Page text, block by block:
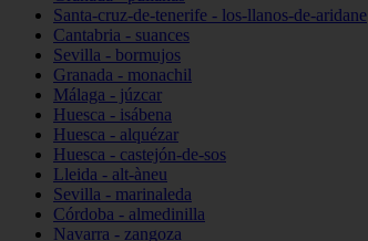
Santa-cruz-de-tenerife - los-llanos-de-aridane
Cantabria - suances
Sevilla - bormujos
Granada - monachil
Málaga - júzcar
Huesca - isábena
Huesca - alquézar
Huesca - castejón-de-sos
Lleida - alt-àneu
Sevilla - marinaleda
Córdoba - almedinilla
Navarra - zangoza